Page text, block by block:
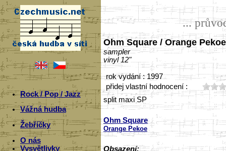
Rock / Pop / Jazz
Vážná hudba
Žebříčky
O nás
Vysvětlivky
...
Ohm Square / Orange Pekoe
sampler
vinyl 12"
rok vydání : 1997
přidej vlastní hodnocení :
split maxi SP
Ohm Square
Orange Pekoe
Obsazení: